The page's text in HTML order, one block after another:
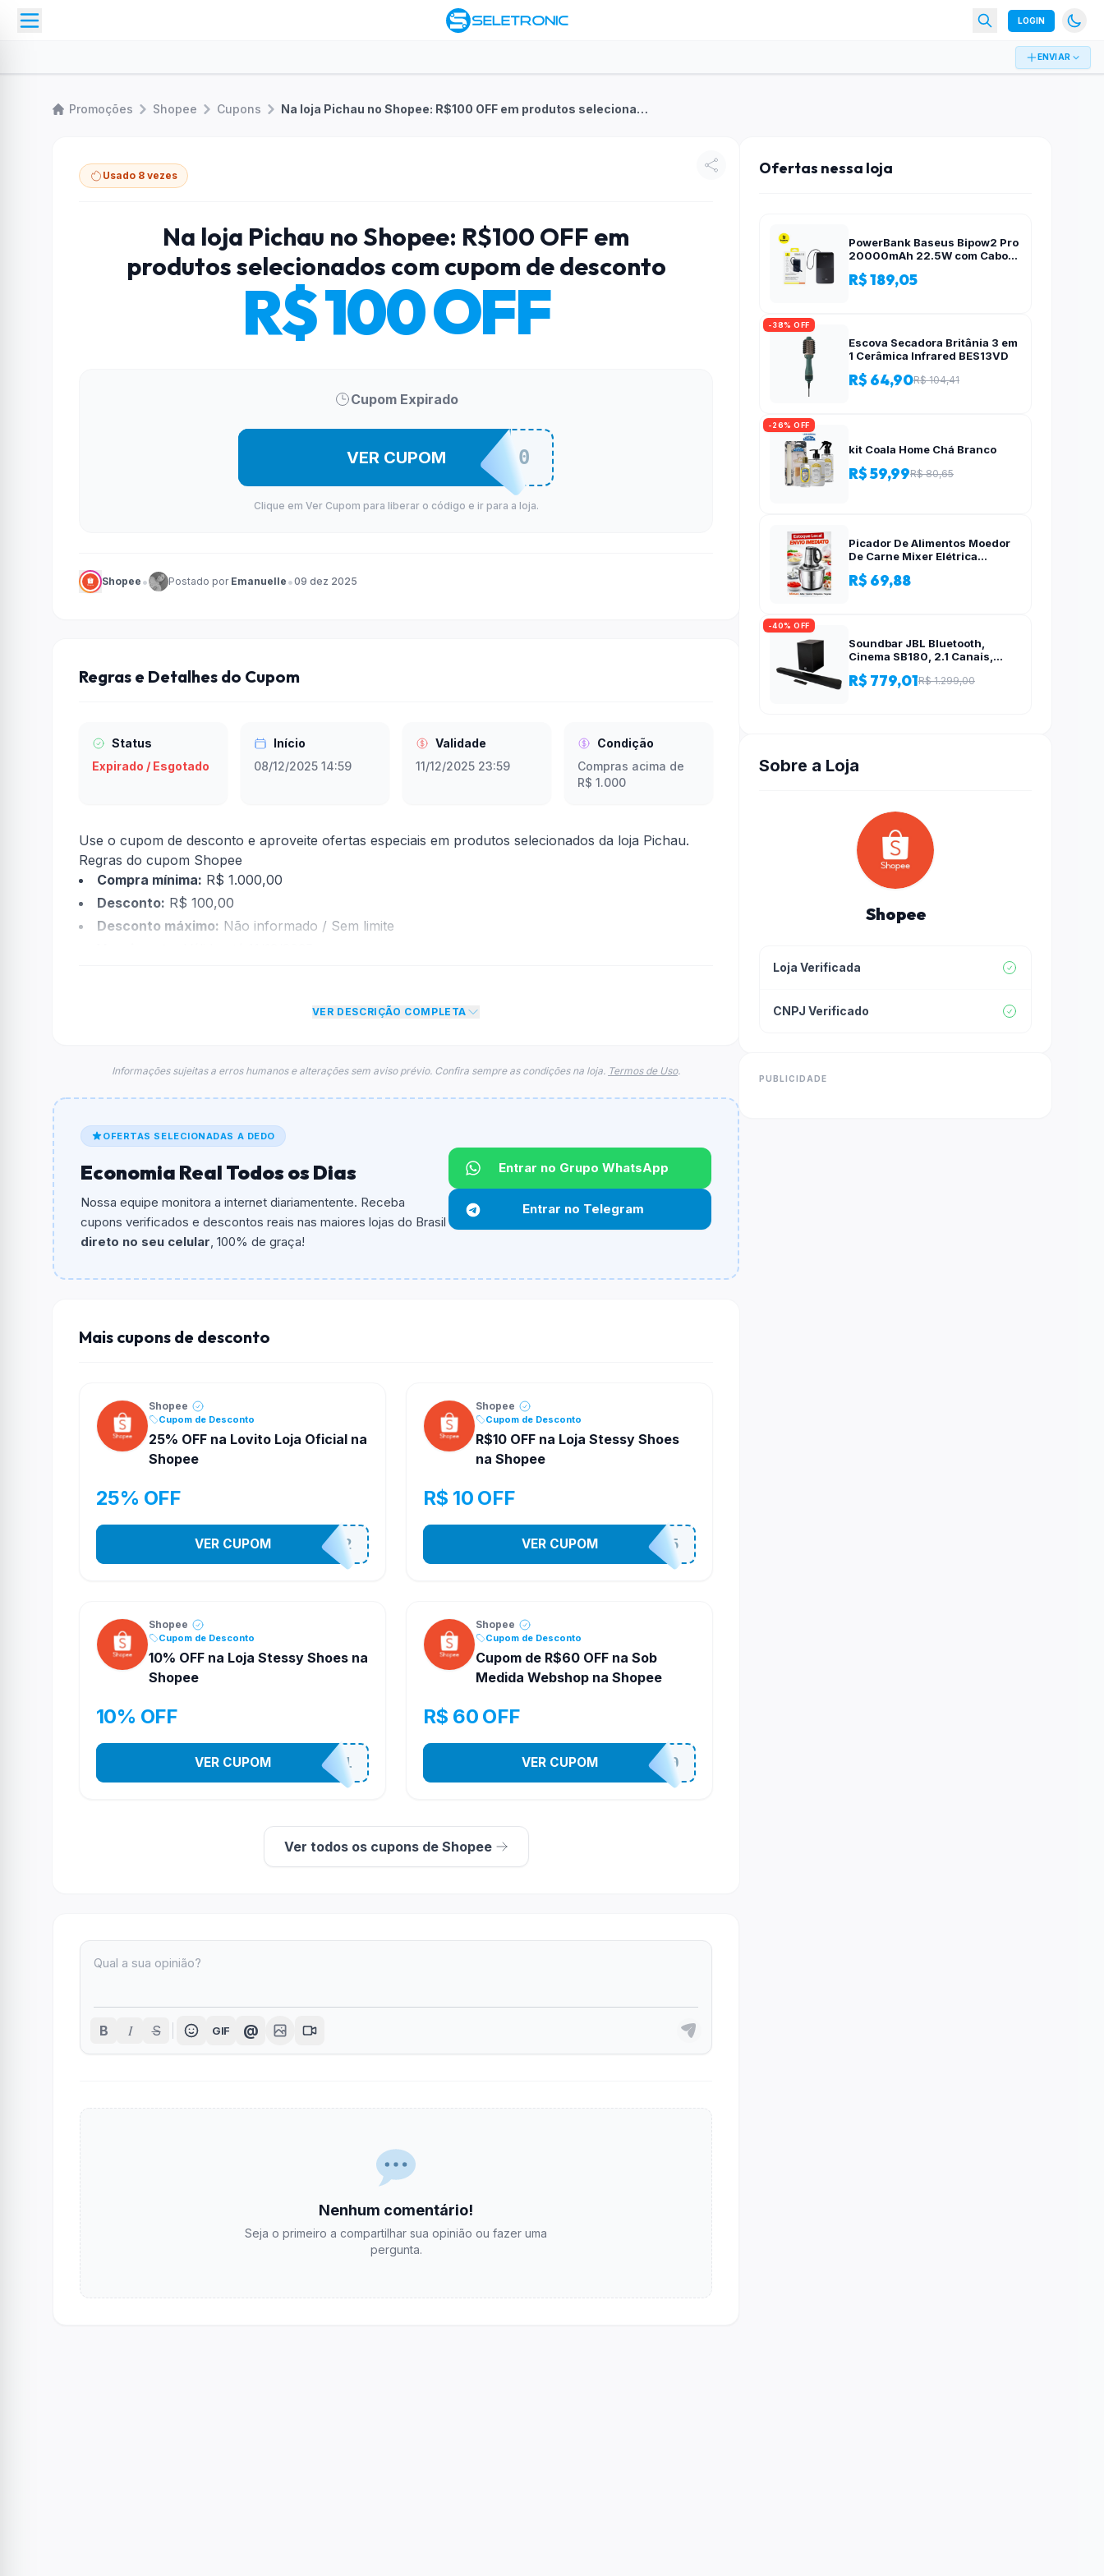
LOGIN
ENVIAR
Promoções Shopee Cupons Na loja Pichau no Shopee: R$100 OFF em produtos selecionados com cupom de desconto
Usado 8 vezes
Na loja Pichau no Shopee: R$100 OFF em
produtos selecionados com cupom de desconto
R$ 100 OFF
Cupom Expirado
PICHUP100
VER CUPOM
Clique em Ver Cupom para liberar o código e ir para a loja.
Shopee • Postado por Emanuelle •09 dez 2025
Regras e Detalhes do Cupom
Status
Expirado / Esgotado
Início
08/12/2025 14:59
Validade
11/12/2025 23:59
Condição
Compras acima de
R$ 1.000
Use o cupom de desconto e aproveite ofertas especiais em produtos selecionados da loja Pichau.
Regras do cupom Shopee
Compra mínima: R$ 1.000,00
Desconto: R$ 100,00
Desconto máximo: Não informado / Sem limite
econtradas informações sobre restrição de teto máximo para esse cupom.
O código é
PICHUP100
De quanto é o desconto?
O valor minimo de compra é R$ 1.000,00.
Qual é o desconto máximo?
Não informado ou sem limite.
VER DESCRIÇÃO COMPLETA
Informações sujeitas a erros humanos e alterações sem aviso prévio. Confira sempre as condições na loja. Termos de Uso.
OFERTAS SELECIONADAS A DEDO
Economia Real Todos os Dias
Nossa equipe monitora a internet diariamentente. Receba
cupons verificados e descontos reais nas maiores lojas do Brasil
direto no seu celular, 100% de graça!
Entrar no Grupo WhatsApp
Entrar no Telegram
Mais cupons de desconto
Shopee
Cupom de Desconto
25% OFF na Lovito Loja Oficial na
Shopee
25% OFF
141525852
VER CUPOM
Shopee
Cupom de Desconto
R$10 OFF na Loja Stessy Shoes
na Shopee
R$ 10 OFF
STES2525
VER CUPOM
Shopee
Cupom de Desconto
10% OFF na Loja Stessy Shoes na
Shopee
10% OFF
STES2541
VER CUPOM
Shopee
Cupom de Desconto
Cupom de R$60 OFF na Sob
Medida Webshop na Shopee
R$ 60 OFF
SOBM60400
VER CUPOM
Ver todos os cupons de Shopee
B I S GIF @
Nenhum comentário!
Seja o primeiro a compartilhar sua opinião ou fazer uma
pergunta.
Ofertas nessa loja
PowerBank Baseus Bipow2 Pro
20000mAh 22.5W com Cabo
EnerFill FC51
R$ 189,05
-38% OFF
Escova Secadora Britânia 3 em
1 Cerâmica Infrared BES13VD
R$ 64,90R$ 104,41
-26% OFF
kit Coala Home Chá Branco
R$ 59,99R$ 80,65
Picador De Alimentos Moedor
De Carne Mixer Elétrica
Alho – 110v-220v
R$ 69,88
-40% OFF
Soundbar JBL Bluetooth,
Cinema SB180, 2.1 Canais,
110W RMS
R$ 779,01R$ 1.299,00
Sobre a Loja
Shopee
Loja Verificada
CNPJ Verificado
PUBLICIDADE